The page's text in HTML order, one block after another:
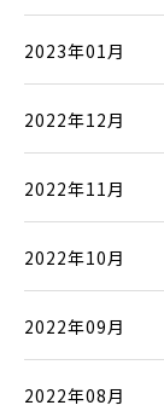
2023年01月
2022年12月
2022年11月
2022年10月
2022年09月
2022年08月